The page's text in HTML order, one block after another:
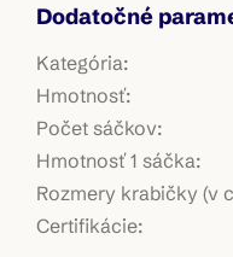
Dodatočné
Kategória:
Hmotnosť:
Počet sáčkov:
Hmotnosť 1 sáčka:
Rozmery krabičky (v
Certifikácie: